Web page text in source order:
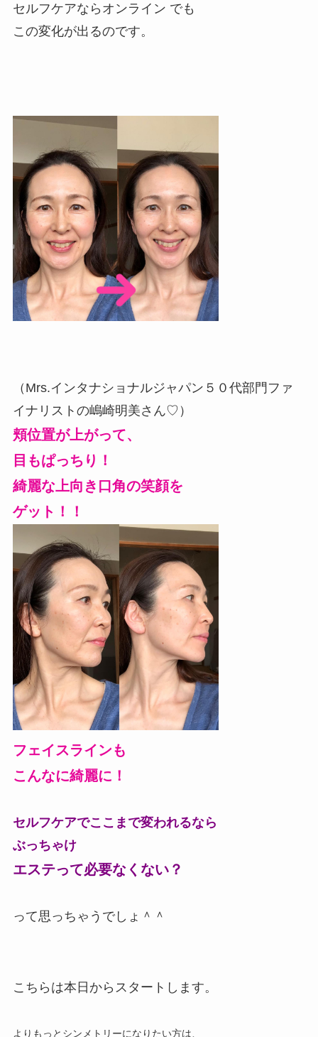
セルフケアならオンライン でも
この変化が出るのです。
（Mrs.インタナショナルジャパン５０代部門ファ
イナリストの嶋崎明美さん♡）
頬位置が上がって、
目もぱっちり！
綺麗な上向き口角の笑顔を
ゲット！！
フェイスラインも
こんなに綺麗に！
セルフケアでここまで変われるなら
ぶっちゃけ
エステって必要なくない？
って思っちゃうでしょ＾＾
こちらは本日からスタートします。
よりもっとシンメトリーになりたい方は、